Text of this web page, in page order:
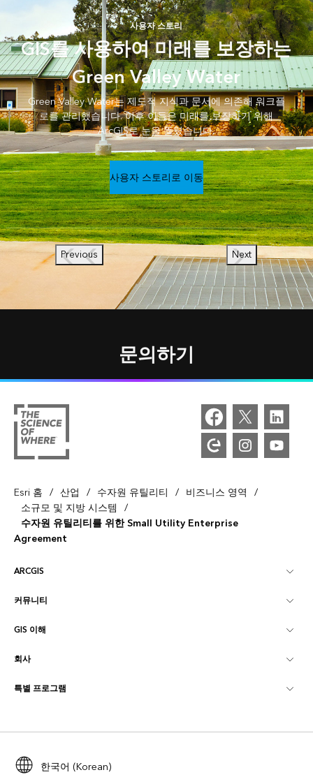
사용자 스토리
GIS를 사용하여 미래를 보장하는
Green Valley Water
Green Valley Water는 제도적 지식과 문서에 의존해 워크플
로를 관리했습니다. 이후 이들은 미래를 보장하기 위해
ArcGIS로 눈을 돌렸습니다.
사용자 스토리로 이동
Previous Next
문의하기
Esri 홈 / 산업 / 수자원 유틸리티 / 비즈니스 영역 /
소규모 및 지방 시스템 /
수자원 유틸리티를 위한 Small Utility Enterprise
Agreement
ARCGIS
ArcGIS Overview
매핑
ArcGIS Online
Developer Technology
커뮤니티
Esri 커뮤니티
ArcGIS Blog
사용자 리서치 및 테스트
Esri Young Professionals Network
GIS 이해
GIS란?
로케이션 인텔리전스
교육
ArcUser
회사
Esri 정보
채용
특별 프로그램
ArcGIS for Student Use
한국어 (Korean)